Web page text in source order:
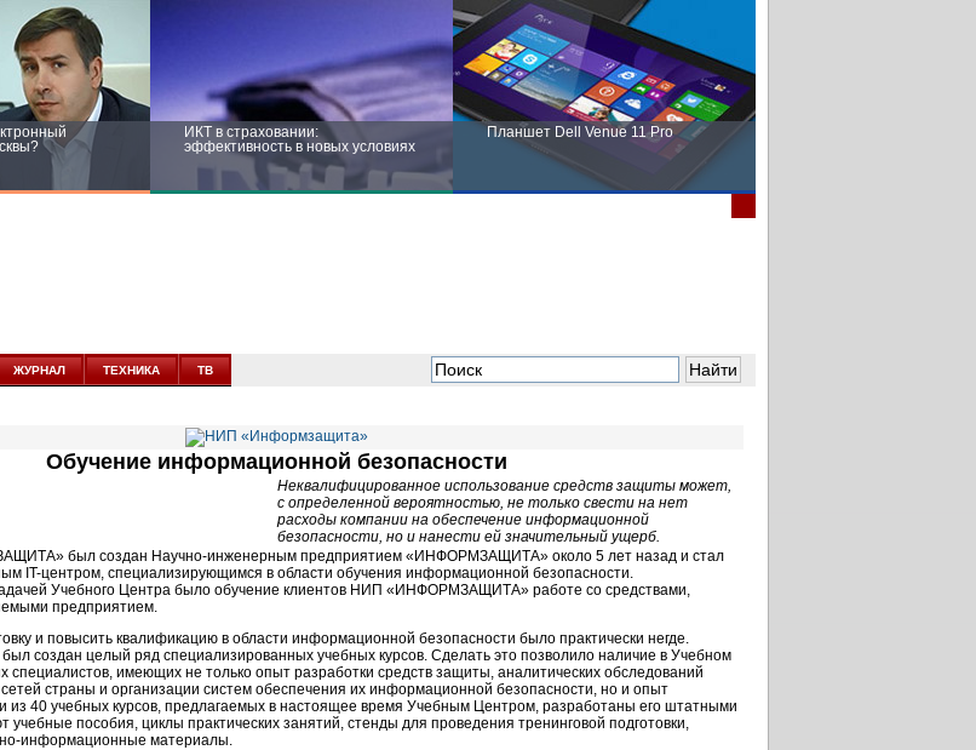
ИКТ в страховании:
эффективность в новых условиях
Планшет Dell Venue 11 Pro
новых условиях
ЖУРНАЛ ТЕХНИКА ТВ
Обучение информационной безопасности
Неквалифицированное использование средств защиты может,
с определенной вероятностью, не только свести на нет
расходы компании на обеспечение информационной
безопасности, но и нанести ей значительный ущерб.
был создан Научно-инженерным предприятием «ИНФОРМЗАЩИТА» около 5 лет назад и стал
IT-центром, специализирующимся в области обучения информационной безопасности.
Учебного Центра было обучение клиентов НИП «ИНФОРМЗАЩИТА» работе со средствами,
предприятием.
и повысить квалификацию в области информационной безопасности было практически негде.
создан целый ряд специализированных учебных курсов. Сделать это позволило наличие в Учебном
специалистов, имеющих не только опыт разработки средств защиты, аналитических обследований
страны и организации систем обеспечения их информационной безопасности, но и опыт
из 40 учебных курсов, предлагаемых в настоящее время Учебным Центром, разработаны его штатными
учебные пособия, циклы практических занятий, стенды для проведения тренинговой подготовки,
информационные материалы.